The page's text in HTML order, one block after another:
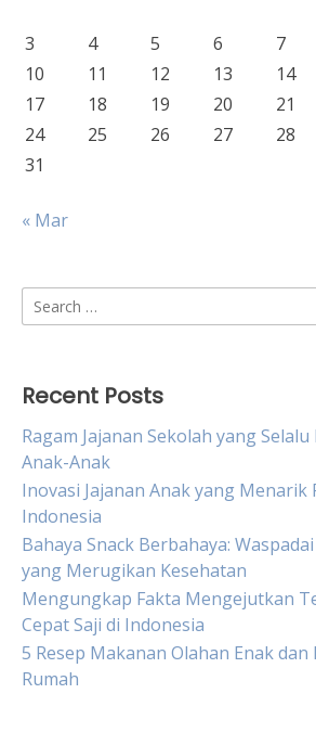
3
4 5 6 7
10
11 12 13 14
17
18 19 20 21
24
25 26 27 28
31
« Mar
Search
for:
Recent Posts
Ragam Jajanan Sekolah yang
Anak-Anak
Inovasi Jajanan Anak yang Menarik
Indonesia
Bahaya Snack Berbahaya:
yang Merugikan Kesehatan
Mengungkap Fakta Mengejutkan
Cepat Saji di Indonesia
5 Resep Makanan Olahan Enak
Rumah